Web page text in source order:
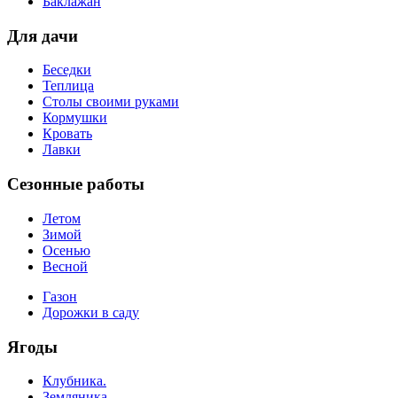
Для дачи
Беседки
Теплица
Столы своими руками
Кормушки
Кровать
Лавки
Сезонные работы
Летом
Зимой
Осенью
Весной
Газон
Дорожки в саду
Ягоды
Клубника.